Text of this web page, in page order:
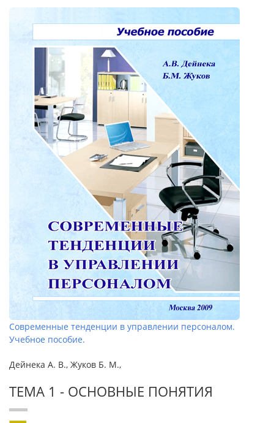
Современные тенденции в управлении персоналом.
Учебное пособие.
Дейнека А. В., Жуков Б. М.,
ТЕМА 1 - ОСНОВНЫЕ ПОНЯТИЯ